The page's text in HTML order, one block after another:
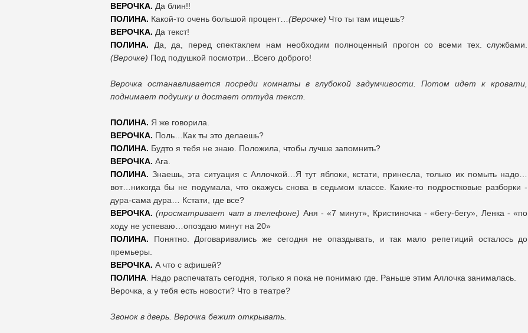
ВЕРОЧКА. Да блин!!
ПОЛИНА. Какой-то очень большой процент… (Верочке) Что ты там ищешь?
ВЕРОЧКА. Да текст!
ПОЛИНА. Да, да, перед спектаклем нам необходим полноценный прогон со всеми тех. службами.
(Верочке) Под подушкой посмотри…Всего доброго!
Верочка останавливается посреди комнаты в глубокой задумчивости. Потом идет к кровати,
поднимает подушку и достает оттуда текст.
ПОЛИНА. Я же говорила.
ВЕРОЧКА. Поль…Как ты это делаешь?
ПОЛИНА. Будто я тебя не знаю. Положила, чтобы лучше запомнить?
ВЕРОЧКА. Ага.
ПОЛИНА. Знаешь, эта ситуация с Аллочкой…Я тут яблоки, кстати, принесла, только их помыть надо…
вот…никогда бы не подумала, что окажусь снова в седьмом классе. Какие-то подростковые разборки -
дура-сама дура… Кстати, где все?
ВЕРОЧКА. (просматривает чат в телефоне) Аня - «7 минут», Кристиночка - «бегу-бегу», Ленка - «по
ходу не успеваю…опоздаю минут на 20»
ПОЛИНА. Понятно. Договаривались же сегодня не опаздывать, и так мало репетиций осталось до
премьеры.
ВЕРОЧКА. А что с афишей?
ПОЛИНА . Надо распечатать сегодня, только я пока не понимаю где. Раньше этим Аллочка занималась.
Верочка, а у тебя есть новости? Что в театре?
Звонок в дверь. Верочка бежит открывать.